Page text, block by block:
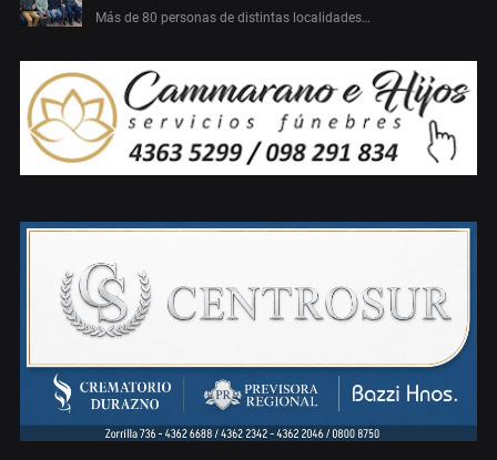
Más de 80 personas de distintas localidades…